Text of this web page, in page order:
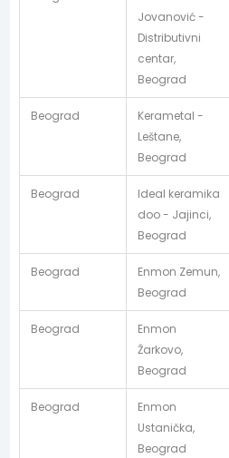
Jovanović -
Distributivni
centar,
Beograd
Beograd
Kerametal -
Leštane,
Beograd
Beograd
Ideal keramika
doo - Jajinci,
Beograd
Beograd
Enmon Zemun,
Beograd
Beograd
Enmon
Žarkovo,
Beograd
Beograd
Enmon
Ustanička,
Beograd